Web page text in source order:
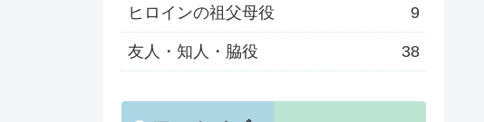
ヒロインの祖父母役 9
友人・知人・脇役 38